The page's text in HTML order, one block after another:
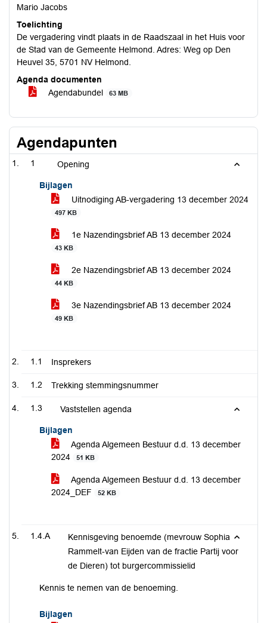
Mario Jacobs
Toelichting
De vergadering vindt plaats in de Raadszaal in het Huis voor
de Stad van de Gemeente Helmond. Adres: Weg op Den
Heuvel 35, 5701 NV Helmond.
Agenda documenten
Agendabundel
63 MB
Agendapunten
1 Opening
Bijlagen
Uitnodiging AB-vergadering 13 december 2024
497 KB
1e Nazendingsbrief AB 13 december 2024
43 KB
2e Nazendingsbrief AB 13 december 2024
44 KB
3e Nazendingsbrief AB 13 december 2024
49 KB
1.1 Insprekers
1.2 Trekking stemmingsnummer
1.3 Vaststellen agenda
Bijlagen
Agenda Algemeen Bestuur d.d. 13 december
2024
51 KB
Agenda Algemeen Bestuur d.d. 13 december
2024_DEF
52 KB
1.4.A
Kennisgeving benoemde (mevrouw Sophia
Rammelt-van Eijden van de fractie Partij voor
de Dieren) tot burgercommissielid
Kennis te nemen van de benoeming.
Bijlagen